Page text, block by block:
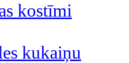
kostīmi
kukaiņu